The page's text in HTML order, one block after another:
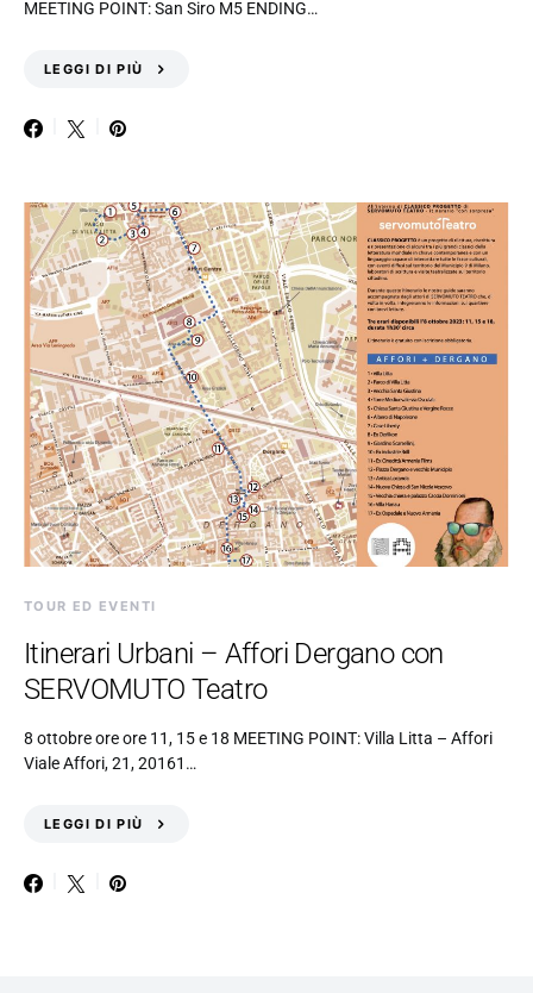
MEETING POINT: San Siro M5 ENDING…
LEGGI DI PIÙ
TOUR ED EVENTI
Itinerari Urbani – Affori Dergano con
SERVOMUTO Teatro
8 ottobre ore ore 11, 15 e 18 MEETING POINT: Villa Litta – Affori
Viale Affori, 21, 20161…
LEGGI DI PIÙ